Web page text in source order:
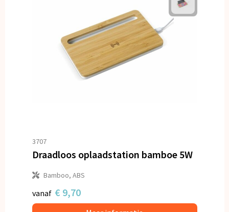
3707
Draadloos oplaadstation bamboe 5W
Bamboo, ABS
vanaf € 9,70